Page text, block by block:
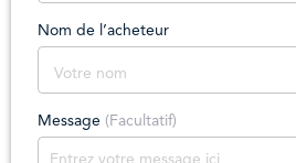
Nom de l’acheteur
Message (Facultatif)